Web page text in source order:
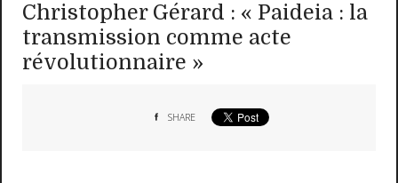
Christopher Gérard : « Paideia : la
transmission comme acte
révolutionnaire »
SHARE